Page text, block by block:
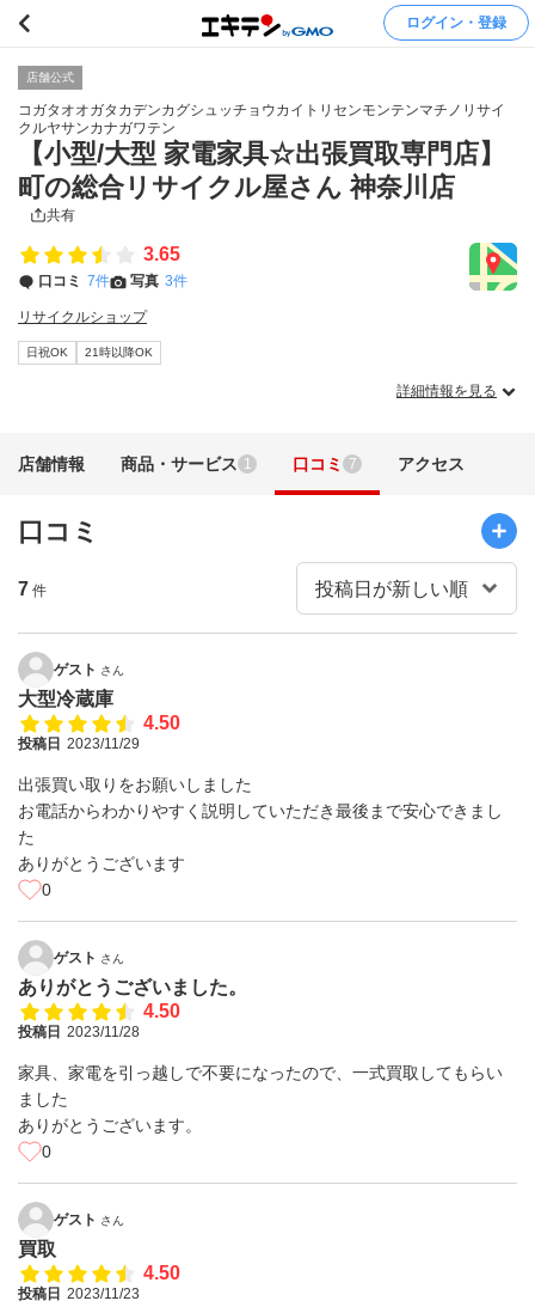
ログイン・登録
店舗公式
コガタオオガタカデンカグシュッチョウカイトリセンモンテンマチノリサイ
クルヤサンカナガワテン
【小型/大型 家電家具☆出張買取専門店】
町の総合リサイクル屋さん 神奈川店
共有
3.65
口コミ 7件 写真 3件
リサイクルショップ
日祝OK 21時以降OK
詳細情報を見る
店舗情報 商品・サービス 1 口コミ 7 アクセス
口コミ
7 件
ゲスト さん
大型冷蔵庫
4.50
投稿日 2023/11/29
出張買い取りをお願いしました
お電話からわかりやすく説明していただき最後まで安心できまし
た
ありがとうございます
0
ゲスト さん
ありがとうございました。
4.50
投稿日 2023/11/28
家具、家電を引っ越しで不要になったので、一式買取してもらい
ました
ありがとうございます。
0
ゲスト さん
買取
4.50
投稿日 2023/11/23